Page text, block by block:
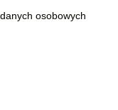
osobowych